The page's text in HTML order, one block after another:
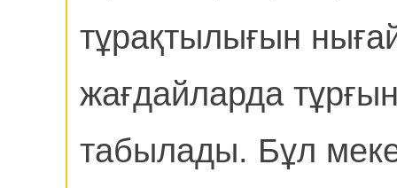
тұрақтылығын
жағдайларда
табылады. Бұл